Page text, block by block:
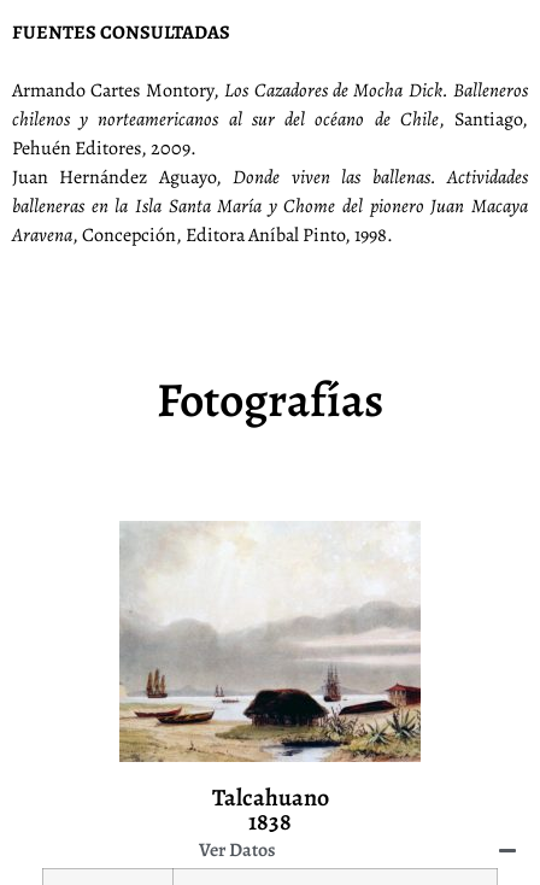
FUENTES CONSULTADAS
Armando Cartes Montory,Los Cazadores de Mocha Dick. Balleneros
chilenos y norteamericanos al sur del océano de Chile, Santiago,
Pehuén Editores, 2009.
Juan Hernández Aguayo,Donde viven las ballenas. Actividades
balleneras en la Isla Santa María y Chome del pionero Juan Macaya
Aravena, Concepción, Editora Aníbal Pinto, 1998.
Fotografías
Talcahuano
1838
Ver Datos